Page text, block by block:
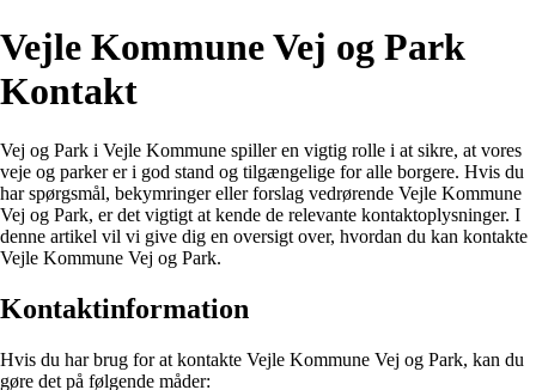
Vejle Kommune Vej og Park
Kontakt
Vej og Park i Vejle Kommune spiller en vigtig rolle i at sikre, at vores
veje og parker er i god stand og tilgængelige for alle borgere. Hvis du
har spørgsmål, bekymringer eller forslag vedrørende Vejle Kommune
Vej og Park, er det vigtigt at kende de relevante kontaktoplysninger. I
denne artikel vil vi give dig en oversigt over, hvordan du kan kontakte
Vejle Kommune Vej og Park.
Kontaktinformation
Hvis du har brug for at kontakte Vejle Kommune Vej og Park, kan du
gøre det på følgende måder: